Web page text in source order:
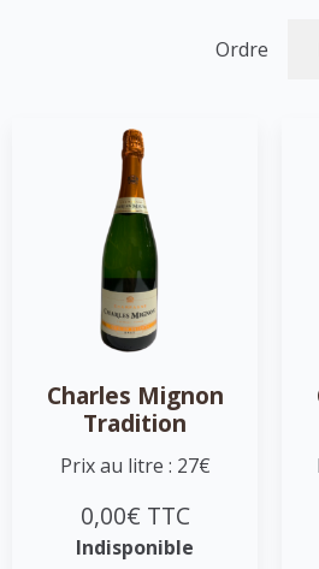
Ordre
Charles Mignon
Tradition
Prix au litre : 27€
0,00€ TTC
Indisponible